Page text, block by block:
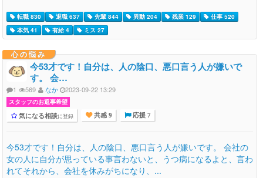
転職 830 退職 637 先輩 844 異動 204 残業 129
仕事 520
本気 41
有給 4 ミス 27
心の悩み
今53才です！自分は、人の陰口、悪口言う人が嫌いで
す。 会…
1 569 なか 2023-09-22 13:29
スタッフのお返事希望
気になる相談に登録 共感 9 応援 7
今53才です！自分は、人の陰口、悪口言う人が嫌いです。 会社の
女の人に自分が思っている事言わないと、うつ病になるよと、言わ
れてそれから、会社を休みがちになり、...